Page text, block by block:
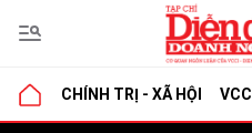
CHÍNH TRỊ - XÃ HỘI VCCI